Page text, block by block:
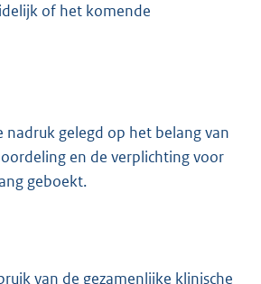
of het komende
nadruk gelegd op het belang van
en de verplichting voor
geboekt.
van de gezamenlijke klinische